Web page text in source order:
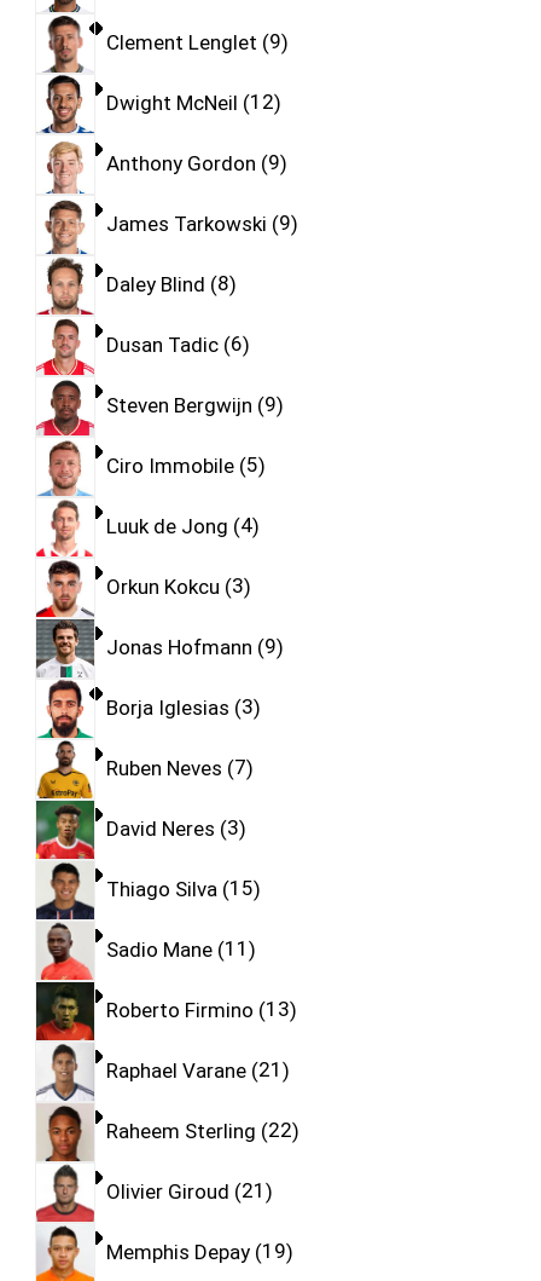
Clement Lenglet 9
Dwight McNeil 12
Anthony Gordon 9
James Tarkowski 9
Daley Blind 8
Dusan Tadic 6
Steven Bergwijn 9
Ciro Immobile 5
Luuk de Jong 4
Orkun Kokcu 3
Jonas Hofmann 9
Borja Iglesias 3
Ruben Neves 7
David Neres 3
Thiago Silva 15
Sadio Mane 11
Roberto Firmino 13
Raphael Varane 21
Raheem Sterling 22
Olivier Giroud 21
Memphis Depay 19